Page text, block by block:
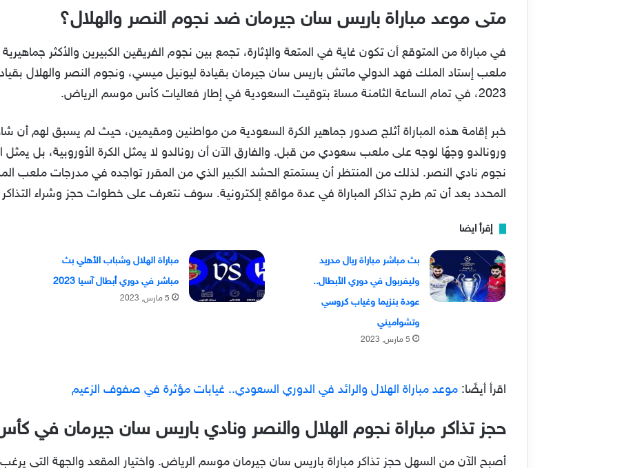
متى موعد مباراة باريس سان جيرمان ضد نجوم النصر والهلال؟
في مباراة من المتوقع أن تكون غاية في المتعة والإثارة، تجمع بين نجوم الفريقين الكبيرين والأكثر
2023، في تمام الساعة الثامنة مساءً بتوقيت السعودية في إطار فعاليات كأس موسم الرياض.
خبر إقامة هذه المباراة أثلج صدور جماهير الكرة السعودية من مواطنين ومقيمين، حيث لم يسبق لهم أن
ورونالدو وجهًا لوجه على ملعب سعودي من قبل. والفارق الآن أن رونالدو لا يمثل الكرة الأوروبية، بل يمثل
نجوم نادي النصر. لذلك من المنتظر أن يستمتع الحشد الكبير الذي من المقرر تواجده في مدرجات ملعب
المحدد بعد أن تم طرح تذاكر المباراة في عدة مواقع إلكترونية. سوف نتعرف على خطوات حجز وشراء التذاكر
إقرأ ايضا
بث مباشر مباراة ريال مدريد
وليفربول في دوري الأبطال..
عودة بنزيما وغياب كروسي
وتشواميني
5 مارس, 2023
مباراة الهلال وشباب الأهلي بث
مباشر في دوري أبطال آسيا 2023
5 مارس, 2023
اقرأ أيضًا: موعد مباراة الهلال والرائد في الدوري السعودي.. غيابات مؤثرة في صفوف الزعيم
حجز تذاكر مباراة نجوم الهلال والنصر ونادي باريس سان جيرمان في
أصبح الآن من السهل حجز تذاكر مباراة باريس سان جيرمان موسم الرياض. واختيار المقعد والجهة التي